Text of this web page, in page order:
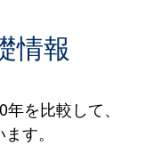
情報
を比較して、
す。